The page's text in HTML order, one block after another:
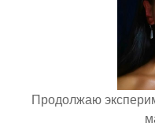
Продолжаю